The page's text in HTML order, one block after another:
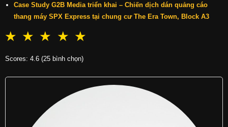
Case Study G2B Media triển khai – Chiến dịch dán quảng cáo
thang máy SPX Express tại chung cư The Era Town, Block A3
☆
☆
☆
☆
☆
Scores: 4.6 (25 bình chọn)